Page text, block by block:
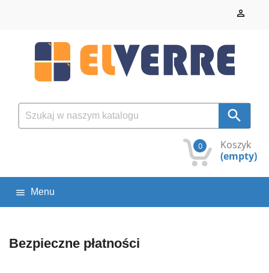


Koszyk
0
(empty)
 Menu
Bezpieczne płatności